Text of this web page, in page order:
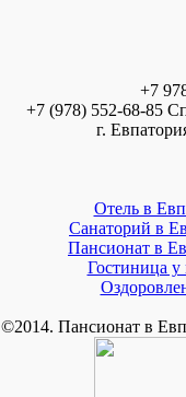
+7
+7 (978) 552-68-85
г.
Отель в
Санаторий в
Пансионат в
Гостиница
©2014. Пансионат в